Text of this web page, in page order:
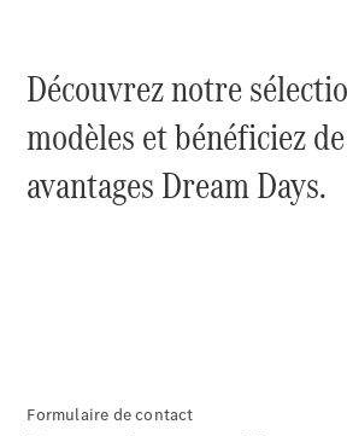
AMG SL
Mercedes-
Monogram
Grand Limousine
Découvrez notre
modèles et bénéficiez
avantages Dream Days.
Formulaire de contact